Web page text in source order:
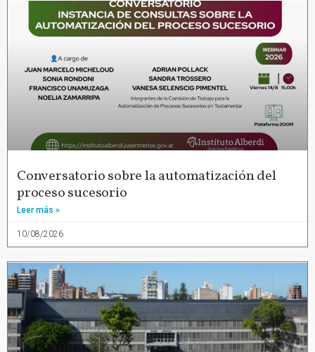
Conversatorio sobre la automatización del
proceso sucesorio
Leer más »
10/08/2026